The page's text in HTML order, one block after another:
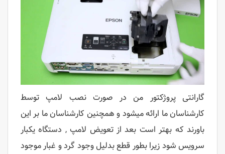
گارانتی پروژکتور من در صورت نصب لامپ توسط
کارشناسان ما ارائه میشود و همچنین کارشناسان ما بر این
باورند که بهتر است بعد از تعویض لامپ , دستگاه یکبار
سرویس شود زیرا بطور قطع بدلیل وجود گرد و غبار موجود